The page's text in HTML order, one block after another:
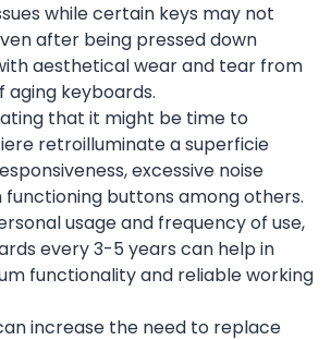
while certain keys may not
after being pressed down
aesthetical wear and tear from
aging keyboards.
that it might be time to
retroilluminate a superficie
excessive noise
buttons among others.
usage and frequency of use,
every 3-5 years can help in
functionality and reliable working
increase the need to replace